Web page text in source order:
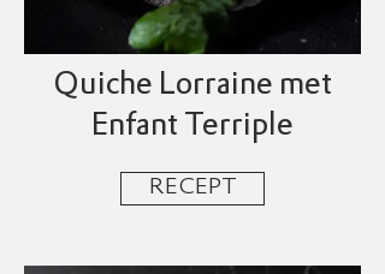
Quiche Lorraine met
Enfant Terriple
RECEPT